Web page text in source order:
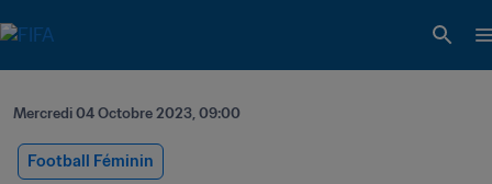
Mercredi 04 Octobre 2023, 09:00
Football Féminin